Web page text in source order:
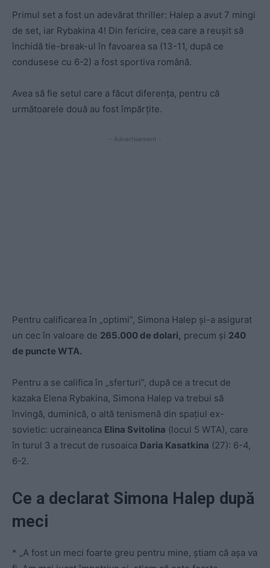
Primul set a fost un adevărat thriller: Halep a avut 7 mingi
de set, iar Rybakina 4! Din fericire, cea care a reușit să
închidă tie-break-ul în favoarea sa (13-11, după ce
condusese cu 6-2) a fost sportiva română.
Avea să fie setul care a făcut diferența, pentru că
următoarele două au fost împărțite.
- Advertisement -
Pentru calificarea în „optimi”, Simona Halep și-a asigurat
un cec în valoare de 265.000 de dolari, precum și 240
de puncte WTA.
Pentru a se califica în „sferturi”, după ce a trecut de
kazaka Elena Rybakina, Simona Halep va trebui să
învingă, duminică, o altă tenismenă din spațiul ex-
sovietic: ucraineanca Elina Svitolina (locul 5 WTA), care
în turul 3 a trecut de rusoaica Daria Kasatkina (27): 6-4,
6-2.
Ce a declarat Simona Halep după
meci
* „A fost un meci foarte greu pentru mine, știam că așa va